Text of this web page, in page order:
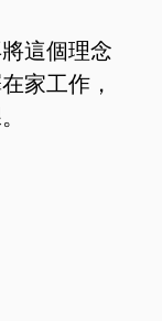
這個理念
家工作，